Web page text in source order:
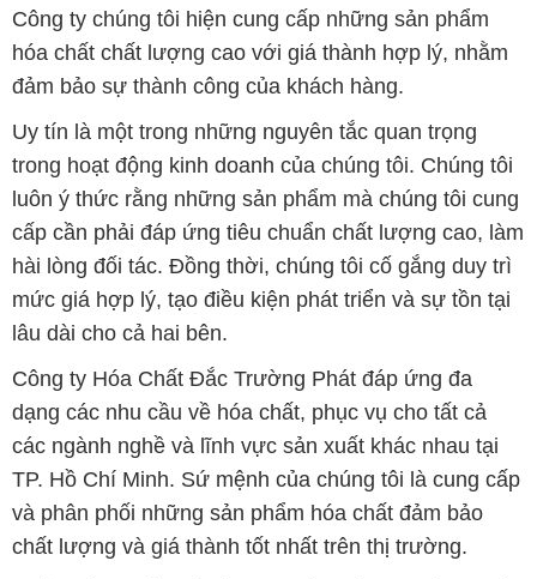
Công ty chúng tôi hiện cung cấp những sản phẩm
hóa chất chất lượng cao với giá thành hợp lý, nhằm
đảm bảo sự thành công của khách hàng.
Uy tín là một trong những nguyên tắc quan trọng
trong hoạt động kinh doanh của chúng tôi. Chúng tôi
luôn ý thức rằng những sản phẩm mà chúng tôi cung
cấp cần phải đáp ứng tiêu chuẩn chất lượng cao, làm
hài lòng đối tác. Đồng thời, chúng tôi cố gắng duy trì
mức giá hợp lý, tạo điều kiện phát triển và sự tồn tại
lâu dài cho cả hai bên.
Công ty Hóa Chất Đắc Trường Phát đáp ứng đa
dạng các nhu cầu về hóa chất, phục vụ cho tất cả
các ngành nghề và lĩnh vực sản xuất khác nhau tại
TP. Hồ Chí Minh. Sứ mệnh của chúng tôi là cung cấp
và phân phối những sản phẩm hóa chất đảm bảo
chất lượng và giá thành tốt nhất trên thị trường.